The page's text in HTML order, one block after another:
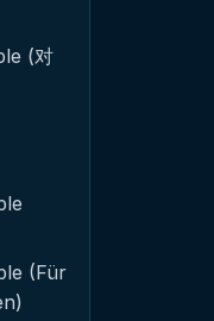
(对
(Für